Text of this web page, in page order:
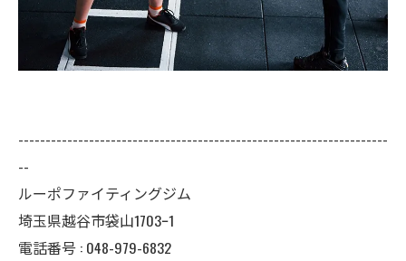
--------------------------------------------------------------------
--
ルーポファイティングジム
埼玉県越谷市袋山1703ｰ1
電話番号 : 048-979-6832